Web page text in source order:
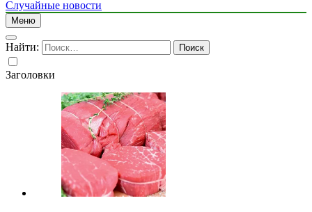
Случайные новости
Меню
Найти:
Заголовки